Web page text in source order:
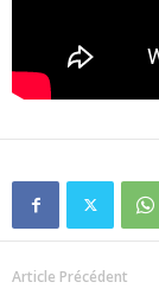
Article Précédent